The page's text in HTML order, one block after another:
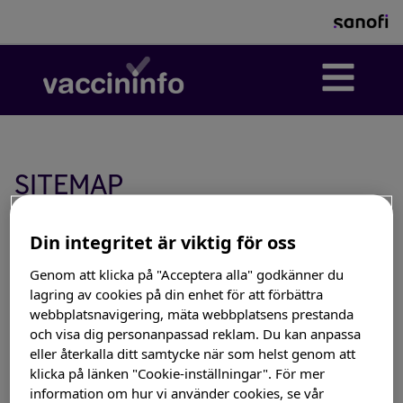
SITEMAP
Vaccininfo
influensa
Ditt influensavaccin
Få Koll På Influensan
Influensa
Din integritet är viktig för oss
Genom att klicka på "Acceptera alla" godkänner du
lagring av cookies på din enhet för att förbättra
webbplatsnavigering, mäta webbplatsens prestanda
och visa dig personanpassad reklam. Du kan anpassa
eller återkalla ditt samtycke när som helst genom att
klicka på länken "Cookie-inställningar". För mer
information om hur vi använder cookies, se vår